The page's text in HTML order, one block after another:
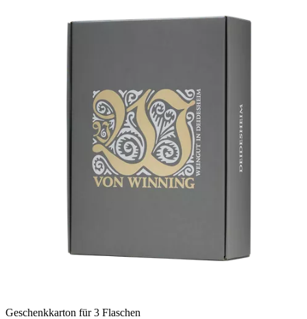
Geschenkkarton für 3 Flaschen